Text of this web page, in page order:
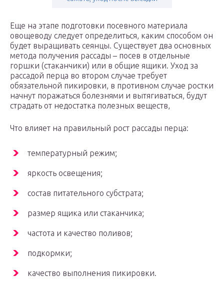
Еще на этапе подготовки посевного материала
овощеводу следует определиться, каким способом он
будет выращивать сеянцы. Существует два основных
метода получения рассады – посев в отдельные
горшки (стаканчики) или в общие ящики. Уход за
рассадой перца во втором случае требует
обязательной пикировки, в противном случае ростки
начнут поражаться болезнями и вытягиваться, будут
страдать от недостатка полезных веществ,
Что влияет на правильный рост рассады перца:
температурный режим;
яркость освещения;
состав питательного субстрата;
размер ящика или стаканчика;
частота и качество поливов;
подкормки;
качество выполнения пикировки.